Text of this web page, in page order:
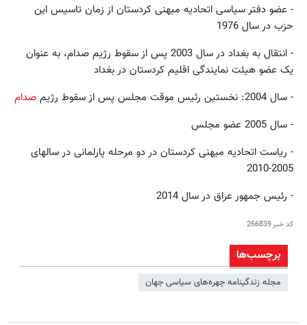
- عضو دفتر سیاسی اتحادیه میهنی کردستان از زمان تاسیس این
حزب در سال 1976
- انتقال به بغداد در سال 2003 پس از سقوط رژیم صدام، به عنوان
یک عضو هیئت نمایندگی اقلیم کردستان در بغداد
- سال 2004: نخستین رئیس موقت مجلس پس از سقوط رژیم
صدام
- سال 2005 عضو مجلس
- ریاست اتحادیه میهنی کردستان در دو مرحله پارلمانی در سالهای
2005-2010
- رئيس جمهور عراق در سال 2014
کد خبر266839
برچسب‌ها
مجله زندگینامه چهره‌های سیاسی جهان